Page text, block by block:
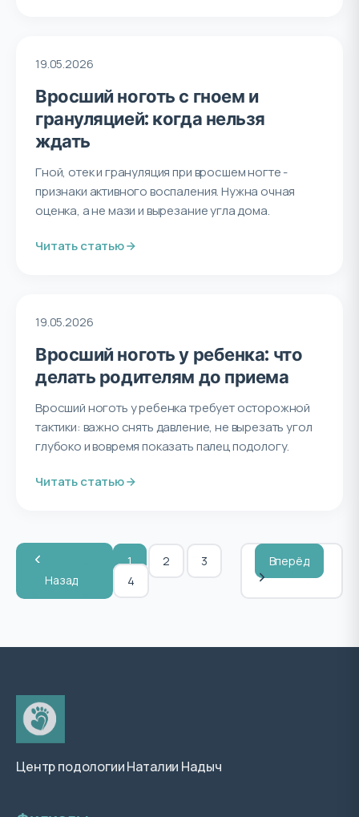
19.05.2026
Вросший ноготь с гноем и
грануляцией: когда нельзя
ждать
Гной, отек и грануляция при вросшем ногте -
признаки активного воспаления. Нужна очная
оценка, а не мази и вырезание угла дома.
Читать статью
19.05.2026
Вросший ноготь у ребенка: что
делать родителям до приема
Вросший ноготь у ребенка требует осторожной
тактики: важно снять давление, не вырезать угол
глубоко и вовремя показать палец подологу.
Читать статью
Назад
1 2
3
4
Вперёд
Центр подологии Наталии Надыч